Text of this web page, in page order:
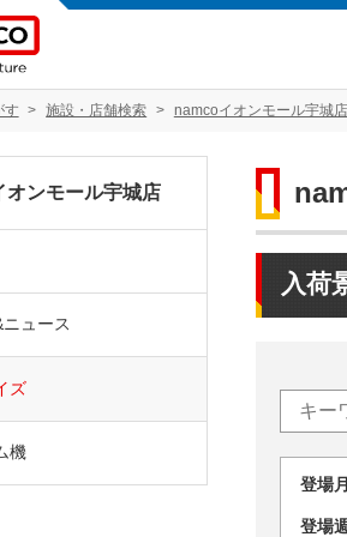
す 施設・店舗検索 namcoイオンモール宇城店
入荷
登
登
ンモール宇城店
ュース
ズ
機